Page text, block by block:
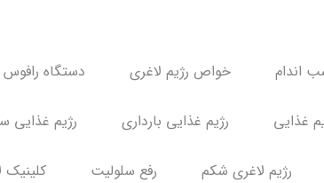
اندام خواص رژیم لاغری دستگاه
غذایی رژیم غذایی بارداری رژیم غذایی
رژیم لاغری شکم رفع سلولیت کلینیک